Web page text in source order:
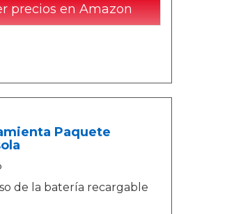
precios en Amazon
Paquete
de la batería recargable